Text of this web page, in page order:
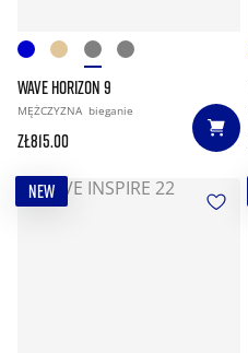
WAVE HORIZON 9
MĘŻCZYZNA bieganie
zł815.00
NEW